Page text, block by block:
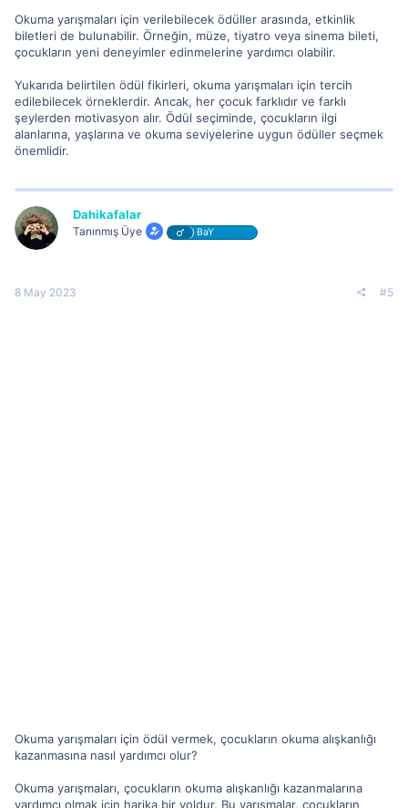
Okuma yarışmaları için verilebilecek ödüller arasında, etkinlik
biletleri de bulunabilir. Örneğin, müze, tiyatro veya sinema bileti,
çocukların yeni deneyimler edinmelerine yardımcı olabilir.
Yukarıda belirtilen ödül fikirleri, okuma yarışmaları için tercih
edilebilecek örneklerdir. Ancak, her çocuk farklıdır ve farklı
şeylerden motivasyon alır. Ödül seçiminde, çocukların ilgi
alanlarına, yaşlarına ve okuma seviyelerine uygun ödüller seçmek
önemlidir.
Dahikafalar
Tanınmış Üye BaY
8 May 2023 #5
Okuma yarışmaları için ödül vermek, çocukların okuma alışkanlığı
kazanmasına nasıl yardımcı olur?
Okuma yarışmaları, çocukların okuma alışkanlığı kazanmalarına
yardımcı olmak için harika bir yoldur. Bu yarışmalar, çocukların